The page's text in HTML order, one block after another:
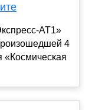
АТ1»
4